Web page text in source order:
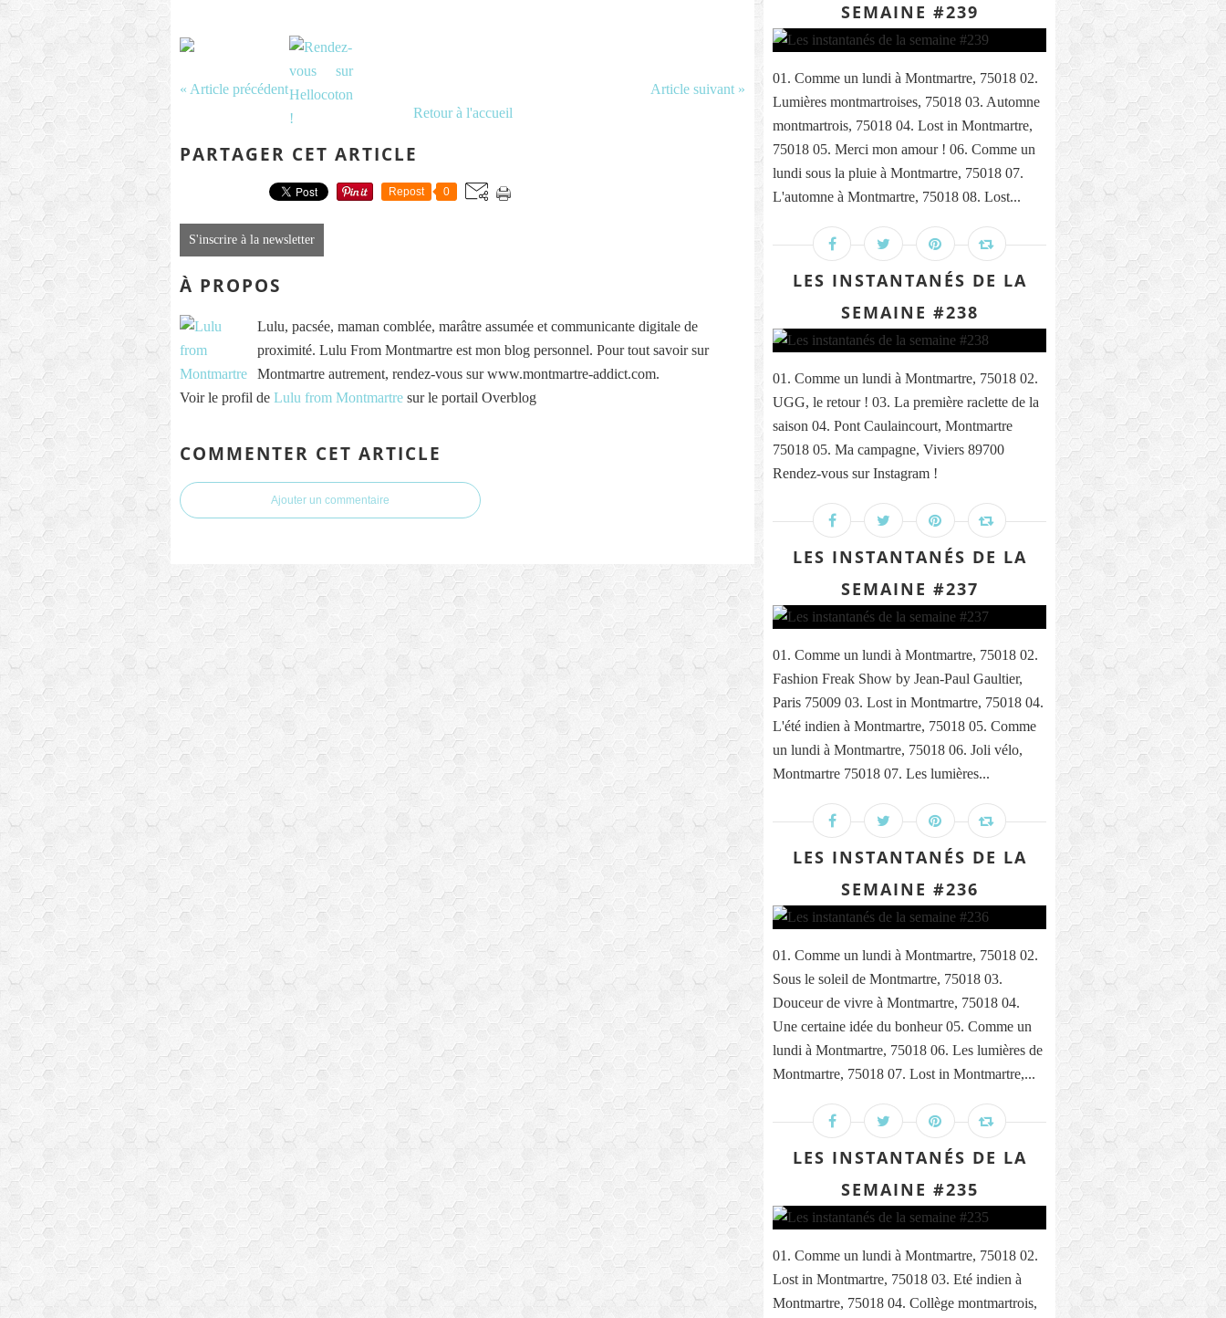
« Article précédent
Article suivant »
Retour à l'accueil
PARTAGER CET ARTICLE
Repost 0
S'inscrire à la newsletter
À PROPOS
Lulu, pacsée, maman comblée, marâtre assumée et communicante digitale de
proximité. Lulu From Montmartre est mon blog personnel. Pour tout savoir sur
Montmartre autrement, rendez-vous sur www.montmartre-addict.com.
Voir le profil de Lulu from Montmartre sur le portail Overblog
COMMENTER CET ARTICLE
Ajouter un commentaire
SEMAINE #239
01. Comme un lundi à Montmartre, 75018 02.
Lumières montmartroises, 75018 03. Automne
montmartrois, 75018 04. Lost in Montmartre,
75018 05. Merci mon amour ! 06. Comme un
lundi sous la pluie à Montmartre, 75018 07.
L'automne à Montmartre, 75018 08. Lost...
LES INSTANTANÉS DE LA
SEMAINE #238
01. Comme un lundi à Montmartre, 75018 02.
UGG, le retour ! 03. La première raclette de la
saison 04. Pont Caulaincourt, Montmartre
75018 05. Ma campagne, Viviers 89700
Rendez-vous sur Instagram !
LES INSTANTANÉS DE LA
SEMAINE #237
01. Comme un lundi à Montmartre, 75018 02.
Fashion Freak Show by Jean-Paul Gaultier,
Paris 75009 03. Lost in Montmartre, 75018 04.
L'été indien à Montmartre, 75018 05. Comme
un lundi à Montmartre, 75018 06. Joli vélo,
Montmartre 75018 07. Les lumières...
LES INSTANTANÉS DE LA
SEMAINE #236
01. Comme un lundi à Montmartre, 75018 02.
Sous le soleil de Montmartre, 75018 03.
Douceur de vivre à Montmartre, 75018 04.
Une certaine idée du bonheur 05. Comme un
lundi à Montmartre, 75018 06. Les lumières de
Montmartre, 75018 07. Lost in Montmartre,...
LES INSTANTANÉS DE LA
SEMAINE #235
01. Comme un lundi à Montmartre, 75018 02.
Lost in Montmartre, 75018 03. Eté indien à
Montmartre, 75018 04. Collège montmartrois,